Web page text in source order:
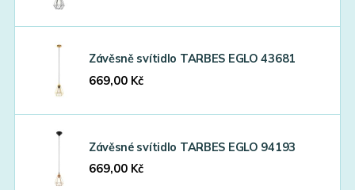
Závěsně svítidlo TARBES EGLO 43681
669,00 Kč
Závěsné svítidlo TARBES EGLO 94193
669,00 Kč